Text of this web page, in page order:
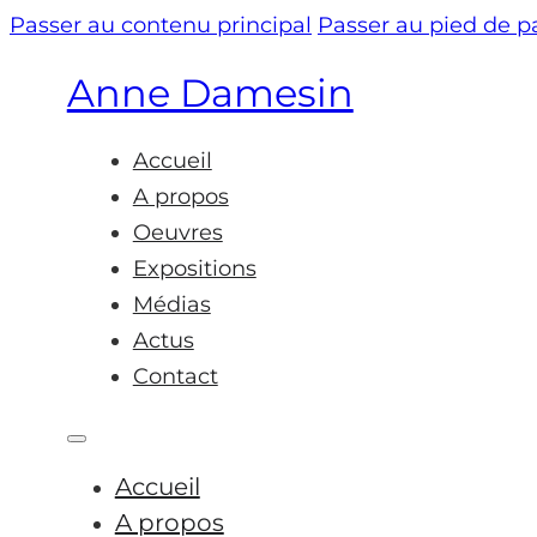
Passer au contenu principal Passer au pied de
Anne Damesin
Accueil
A propos
Oeuvres
Expositions
Médias
Actus
Contact
Accueil
A propos